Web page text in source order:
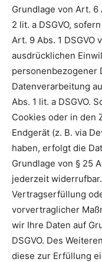
Grundlage von Art. 6
2 lit. a DSGVO,
Art. 9 Abs. 1
ausdrücklichen
personenbezogener
Datenverarbeitung
Abs. 1 lit. a DSGVO.
Cookies oder in den
Endgerät (z. B. via
haben, erfolgt die
Grundlage von § 25
jederzeit
Vertragserfüllung
vorvertraglicher
wir Ihre Daten auf
DSGVO. Des
diese zur Erfüllung